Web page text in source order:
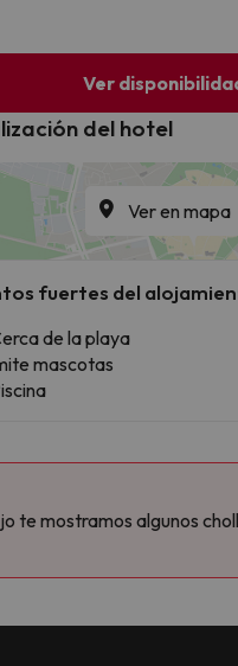
Ver
del hotel
Ver en mapa
fuertes del
de la playa
mascotas
te mostramos algunos